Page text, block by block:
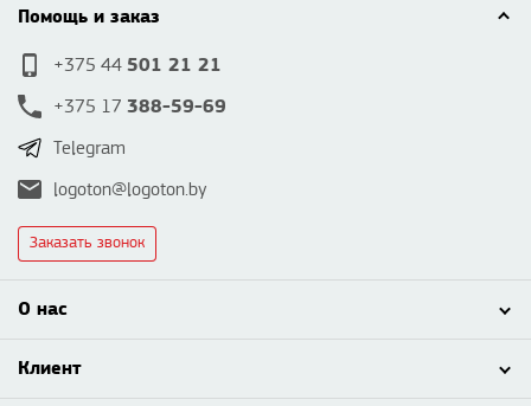
Помощь и заказ
+375 44 501 21 21
+375 17 388-59-69
Telegram
logoton@logoton.by
Заказать звонок
О нас
Клиент